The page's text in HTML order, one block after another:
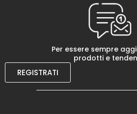
Per essere sempre
prodotti e
REGISTRATI